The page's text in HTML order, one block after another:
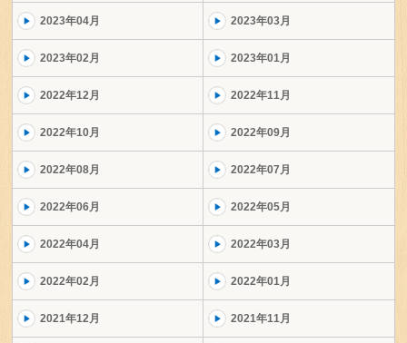
2023年04月 2023年03月
2023年02月 2023年01月
2022年12月 2022年11月
2022年10月 2022年09月
2022年08月 2022年07月
2022年06月 2022年05月
2022年04月 2022年03月
2022年02月 2022年01月
2021年12月 2021年11月